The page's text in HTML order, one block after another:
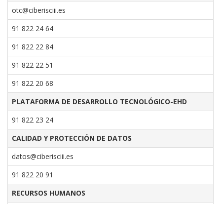
otc@ciberisciii.es
91 822 24 64
91 822 22 84
91 822 22 51
91 822 20 68
PLATAFORMA DE DESARROLLO TECNOLÓGICO-EHD
91 822 23 24
CALIDAD Y PROTECCIÓN DE DATOS
datos@ciberisciii.es
91 822 20 91
RECURSOS HUMANOS